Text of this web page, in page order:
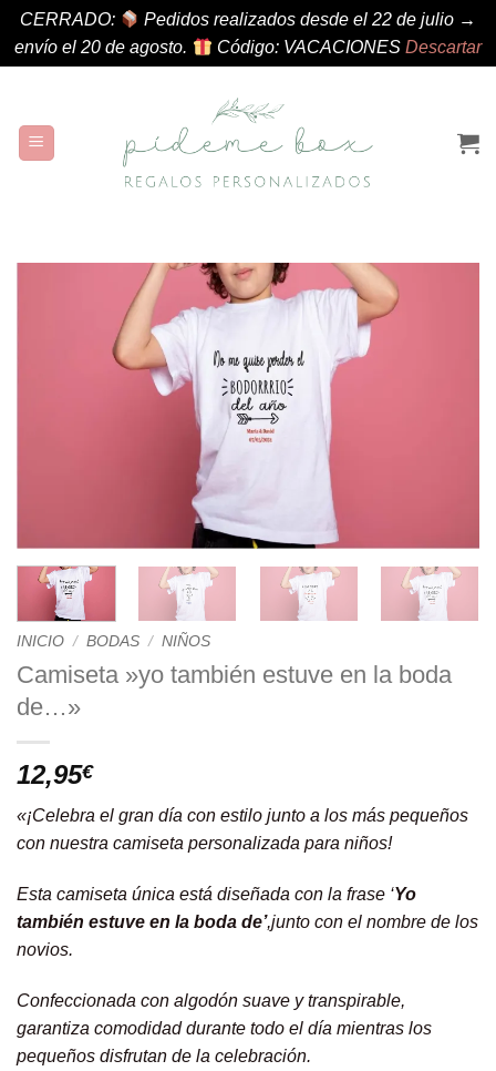
CERRADO:
Pedidos realizados desde el 22 de julio →
envío el 20 de agosto.
Código: VACACIONES Descartar
contenido
INICIO / BODAS / NIÑOS
Camiseta »yo también estuve en la boda
de…»
12,95€
«¡Celebra el gran día con estilo junto a los más pequeños
con nuestra camiseta personalizada para niños!
Esta camiseta única está diseñada con la frase ‘Yo
también estuve en la boda de’,junto con el nombre de los
novios.
Confeccionada con algodón suave y transpirable,
garantiza comodidad durante todo el día mientras los
pequeños disfrutan de la celebración.